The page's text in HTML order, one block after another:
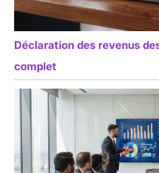
Déclaration des revenus
complet